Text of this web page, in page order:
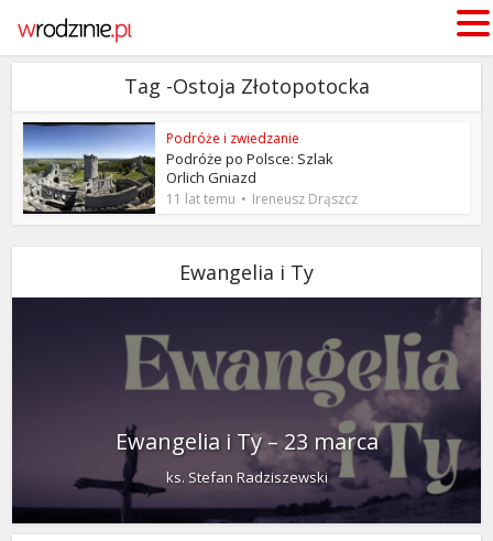
Tag -Ostoja Złotopotocka
Podróże i zwiedzanie
Podróże po Polsce: Szlak
Orlich Gniazd
11 lat temu Ireneusz Drąszcz
Ewangelia i Ty
Ewangelia i Ty – 23 marca
ks. Stefan Radziszewski